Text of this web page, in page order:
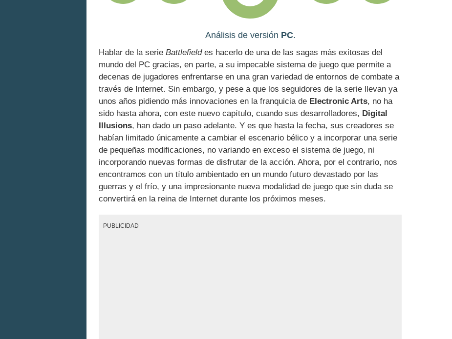
Análisis de versión PC.
Hablar de la serie Battlefieldes hacerlo de una de las sagas más exitosas del
mundo del PC gracias, en parte, a su impecable sistema de juego que permite a
decenas de jugadores enfrentarse en una gran variedad de entornos de combate a
través de Internet. Sin embargo, y pese a que los seguidores de la serie llevan ya
unos años pidiendo más innovaciones en la franquicia de Electronic Arts, no ha
sido hasta ahora, con este nuevo capítulo, cuando sus desarrolladores, Digital
Illusions, han dado un paso adelante. Y es que hasta la fecha, sus creadores se
habían limitado únicamente a cambiar el escenario bélico y a incorporar una serie
de pequeñas modificaciones, no variando en exceso el sistema de juego, ni
incorporando nuevas formas de disfrutar de la acción. Ahora, por el contrario, nos
encontramos con un título ambientado en un mundo futuro devastado por las
guerras y el frío, y una impresionante nueva modalidad de juego que sin duda se
convertirá en la reina de Internet durante los próximos meses.
PUBLICIDAD